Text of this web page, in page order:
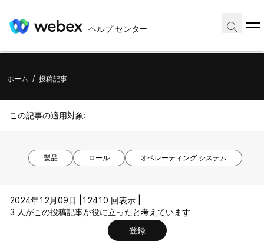
ヘルプ センター
ホーム / 投稿記事
この記事の適用対象:
製品 ロール オペレーティング システム
2024年12月09日 |
12410 回表示 |
3 人がこの投稿記事が役に立ったと考えています
登録